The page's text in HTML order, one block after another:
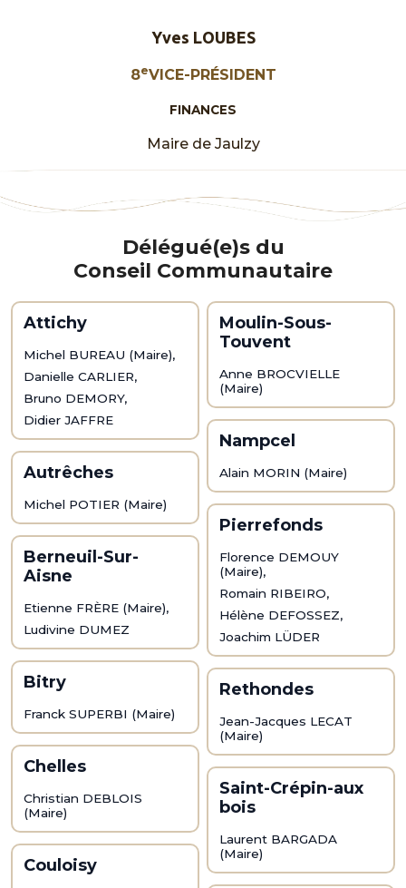
Yves LOUBES
8eVICE-PRÉSIDENT
FINANCES
Maire de Jaulzy
Délégué(e)s du
Conseil Communautaire
Attichy
Michel BUREAU (Maire),
Danielle CARLIER,
Bruno DEMORY,
Didier JAFFRE
Autrêches
Michel POTIER (Maire)
Berneuil-Sur-
Aisne
Etienne FRÈRE (Maire),
Ludivine DUMEZ
Bitry
Franck SUPERBI (Maire)
Chelles
Christian DEBLOIS
(Maire)
Couloisy
Moulin-Sous-
Touvent
Anne BROCVIELLE
(Maire)
Nampcel
Alain MORIN (Maire)
Pierrefonds
Florence DEMOUY
(Maire),
Romain RIBEIRO,
Hélène DEFOSSEZ,
Joachim LÜDER
Rethondes
Jean-Jacques LECAT
(Maire)
Saint-Crépin-aux
bois
Laurent BARGADA
(Maire)